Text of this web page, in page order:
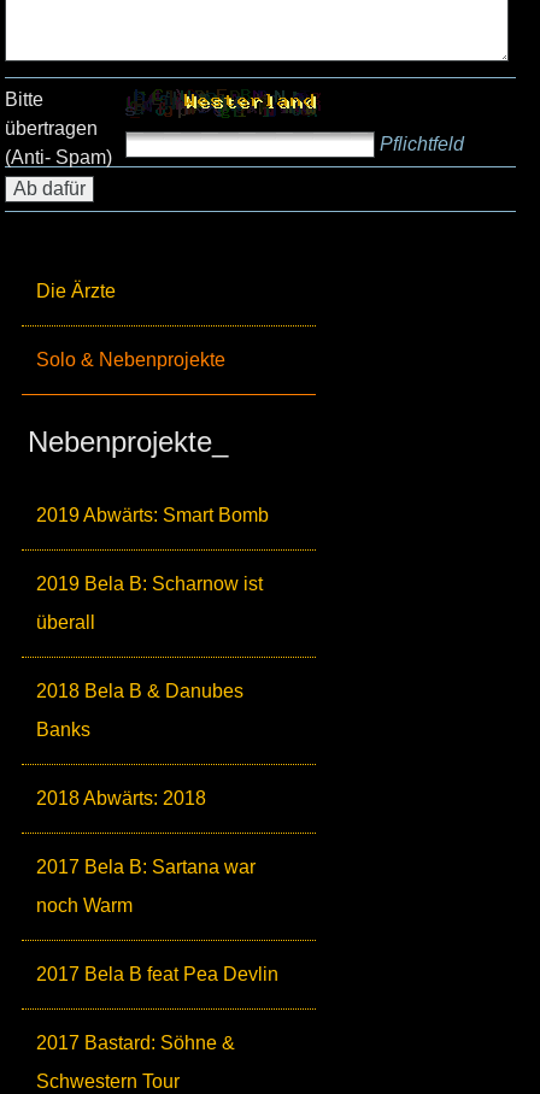
Die Ärzte
Solo & Nebenprojekte
Nebenprojekte_
2019 Abwärts: Smart Bomb
2019 Bela B: Scharnow ist
überall
2018 Bela B & Danubes
Banks
2018 Abwärts: 2018
2017 Bela B: Sartana war
noch Warm
2017 Bela B feat Pea Devlin
2017 Bastard: Söhne &
Schwestern Tour
Bitte
übertragen
(Anti- Spam)
Pflichtfeld